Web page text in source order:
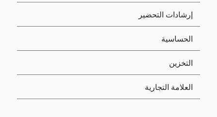
إرشادات التحضير
الحساسية
التخزين
العلامة التجارية